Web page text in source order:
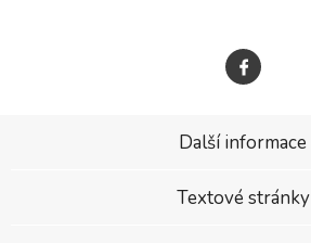
Další informace
Textové stránky